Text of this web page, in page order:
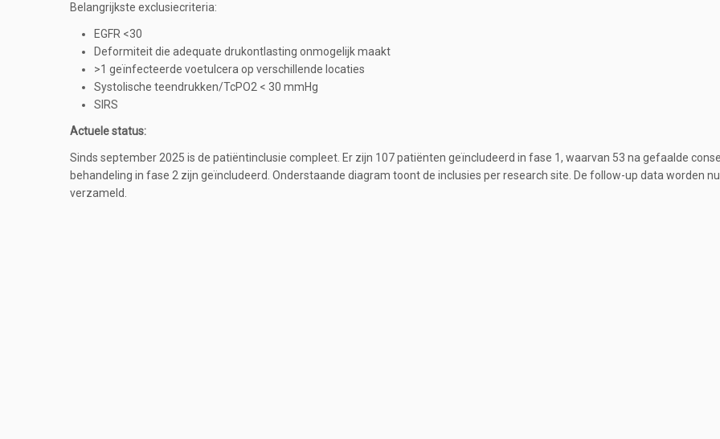
Belangrijkste exclusiecriteria:
EGFR <30
Deformiteit die adequate drukontlasting onmogelijk maakt
>1 geïnfecteerde voetulcera op verschillende locaties
Systolische teendrukken/TcPO2 < 30 mmHg
SIRS
Actuele status:
Sinds september 2025 is de patiëntinclusie compleet. Er zijn 107 patiënten geïncludeerd in fase 1, waarvan 53 na gefaalde
behandeling in fase 2 zijn geïncludeerd. Onderstaande diagram toont de inclusies per research site. De follow-up data worden nu
verzameld.